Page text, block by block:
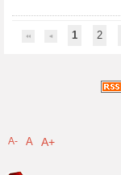
1 2
A- A A+